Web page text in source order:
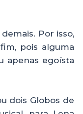
Por isso,
pois alguma
apenas egoísta
dois Globos de